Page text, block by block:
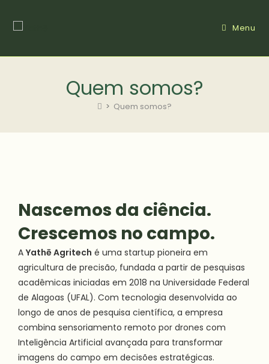
Menu
Quem somos?
> Quem somos?
Nascemos da ciência.
Crescemos no campo.
A Yathē Agritech é uma startup pioneira em
agricultura de precisão, fundada a partir de pesquisas
acadêmicas iniciadas em 2018 na Universidade Federal
de Alagoas (UFAL). Com tecnologia desenvolvida ao
longo de anos de pesquisa científica, a empresa
combina sensoriamento remoto por drones com
Inteligência Artificial avançada para transformar
imagens do campo em decisões estratégicas.